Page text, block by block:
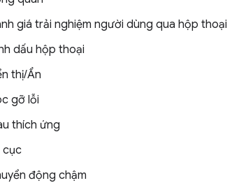
giá trải nghiệm người dùng qua hộp thoại
dấu hộp thoại
thị/Ẩn
gỡ lỗi
thích ứng
cục
động chậm